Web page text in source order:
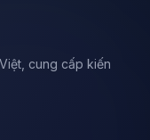
cung cấp kiến